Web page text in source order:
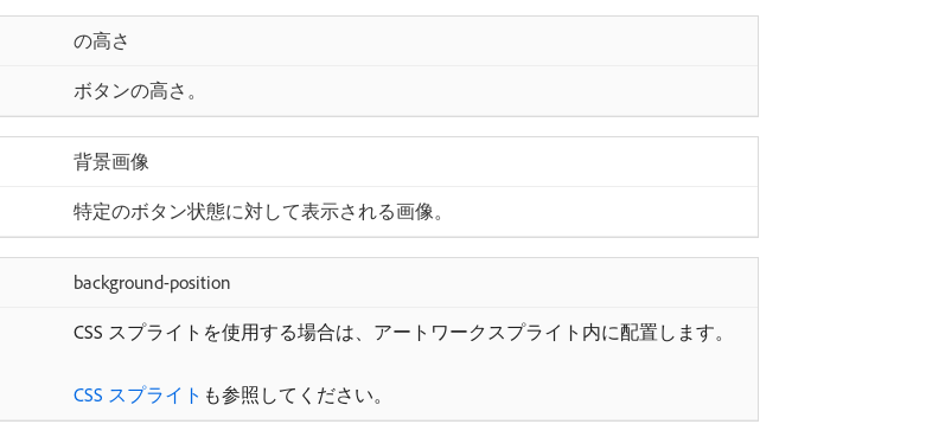
の高さ
ボタンの高さ。
背景画像
特定のボタン状態に対して表示される画像。
background-position
CSS スプライトを使用する場合は、アートワークスプライト内に配置します。
CSS スプライト も参照してください。